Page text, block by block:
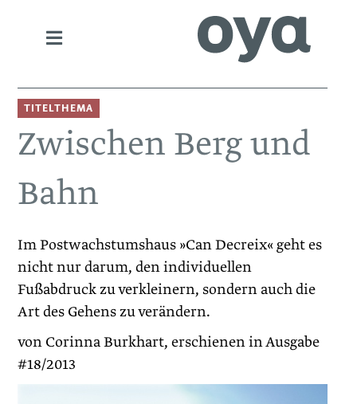
TITELTHEMA
Zwischen Berg und
Bahn
Im Postwachstumshaus »Can Decreix« geht es
nicht nur darum, den individuellen
Fußabdruck zu verkleinern, sondern auch die
Art des Gehens zu verändern.
von Corinna Burkhart, erschienen in Ausgabe
#18/2013